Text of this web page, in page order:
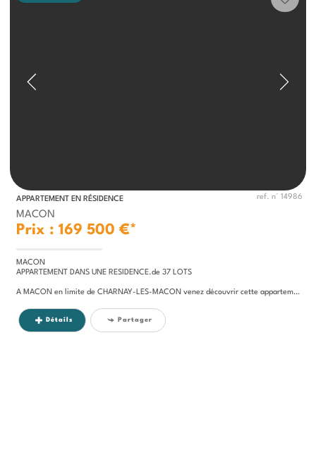
APPARTEMENT EN RÉSIDENCE ref. n° 14986
MACON
Prix : 169 500 €*
MACON
APPARTEMENT DANS UNE RESIDENCE.de 37 LOTS
A MACON en limite de CHARNAY-LES-MACON venez découvrir cette appartement...
Détails Partager